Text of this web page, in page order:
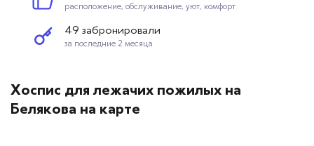
расположение, обслуживание, уют, комфорт
49 забронировали
за последние 2 месяца
Хоспис для лежачих пожилых на
Белякова на карте